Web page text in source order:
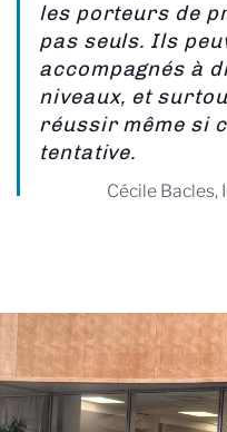
les porteurs de
pas seuls. Ils
accompagnés à
niveaux, et
réussir même si
tentative.
Cécile Bacles,